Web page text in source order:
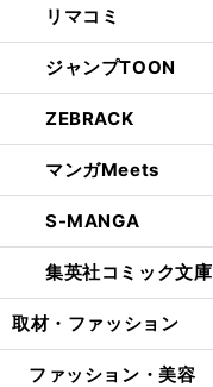
リマコミ
ジャンプTOON
ZEBRACK
マンガMeets
S-MANGA
集英社コミック文庫
取材・ファッション
ファッション・美容